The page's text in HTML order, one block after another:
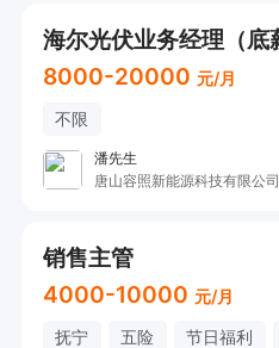
8000-20000 元/月
不限
潘先生
唐山容照新能源科技有限公司
销售主管
4000-10000 元/月
抚宁 五险 节日福利